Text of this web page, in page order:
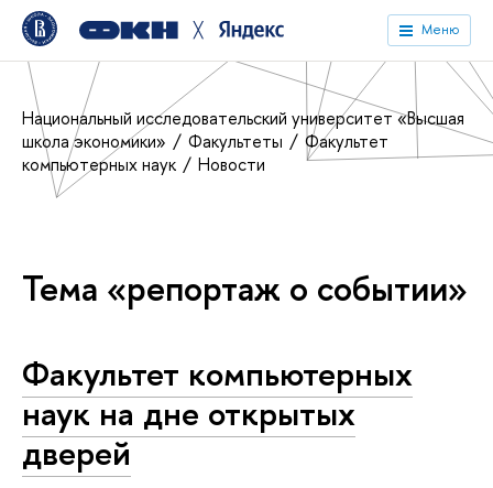
╳ Меню
Национальный исследовательский университет «Высшая
школа экономики»
Факультеты
Факультет
компьютерных наук
Новости
Тема «репортаж о событии»
Факультет компьютерных
наук на дне открытых
дверей